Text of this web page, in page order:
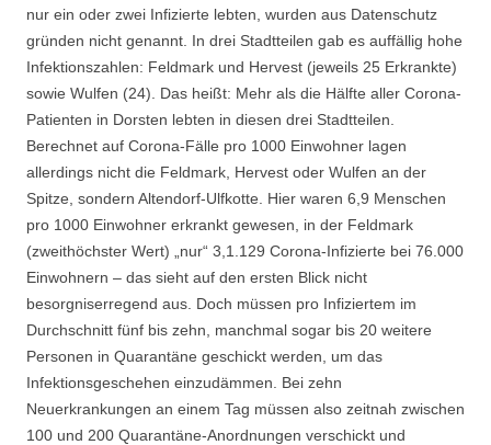
nur ein oder zwei Infizierte lebten, wurden aus Datenschutz
gründen nicht genannt. In drei Stadtteilen gab es auffällig hohe
Infektionszahlen: Feldmark und Hervest (jeweils 25 Erkrankte)
sowie Wulfen (24). Das heißt: Mehr als die Hälfte aller Corona-
Patienten in Dorsten lebten in diesen drei Stadtteilen.
Berechnet auf Corona-Fälle pro 1000 Einwohner lagen
allerdings nicht die Feldmark, Hervest oder Wulfen an der
Spitze, sondern Altendorf-Ulfkotte. Hier waren 6,9 Menschen
pro 1000 Einwohner erkrankt gewesen, in der Feldmark
(zweithöchster Wert) „nur“ 3,1.129 Corona-Infizierte bei 76.000
Einwohnern – das sieht auf den ersten Blick nicht
besorgniserregend aus. Doch müssen pro Infiziertem im
Durchschnitt fünf bis zehn, manchmal sogar bis 20 weitere
Personen in Quarantäne geschickt werden, um das
Infektionsgeschehen einzudämmen. Bei zehn
Neuerkrankungen an einem Tag müssen also zeitnah zwischen
100 und 200 Quarantäne-Anordnungen verschickt und